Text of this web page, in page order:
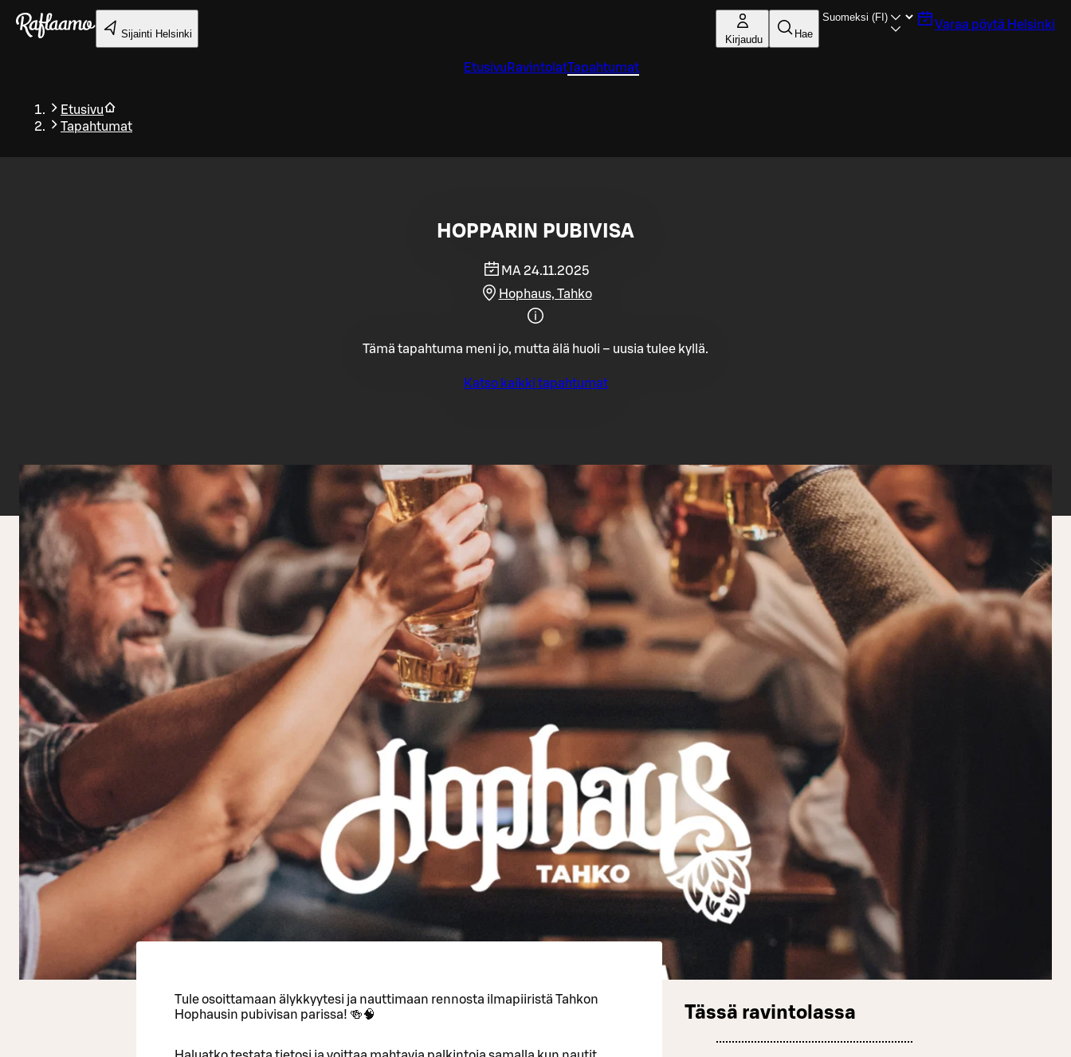
Siirry pääsisältöön
Sijainti Helsinki Kirjaudu Hae
Varaa pöytä Helsinki
Etusivu RavintolatTapahtumat
Etusivu
Tapahtumat
Takaisin
HOPPARIN PUBIVISA
MA 24.11.2025
Hophaus, Tahko
Tämä tapahtuma meni jo, mutta älä huoli – uusia tulee kyllä.
Katso kaikki tapahtumat
Tule osoittamaan älykkyytesi ja nauttimaan rennosta ilmapiiristä Tahkon
Hophausin pubivisan parissa! 🍻🧠
Tässä ravintolassa